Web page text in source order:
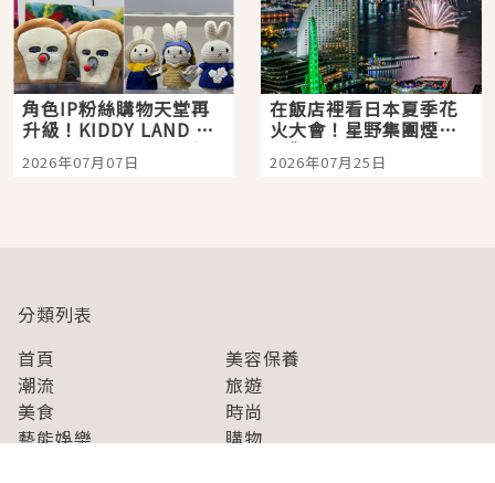
角色IP粉絲購物天堂再
升級！KIDDY LAND 原
宿店吉伊卡哇迎客，新
開幕 OMOKADO 店3分
2026年07月07日
在飯店裡看日本夏季花
火大會！星野集團煙火
景觀飯店6選，讓你不用
人擠人悠閒欣賞
2026年07月25日
分類列表
首頁
美容保養
潮流
旅遊
美食
時尚
藝能娛樂
購物